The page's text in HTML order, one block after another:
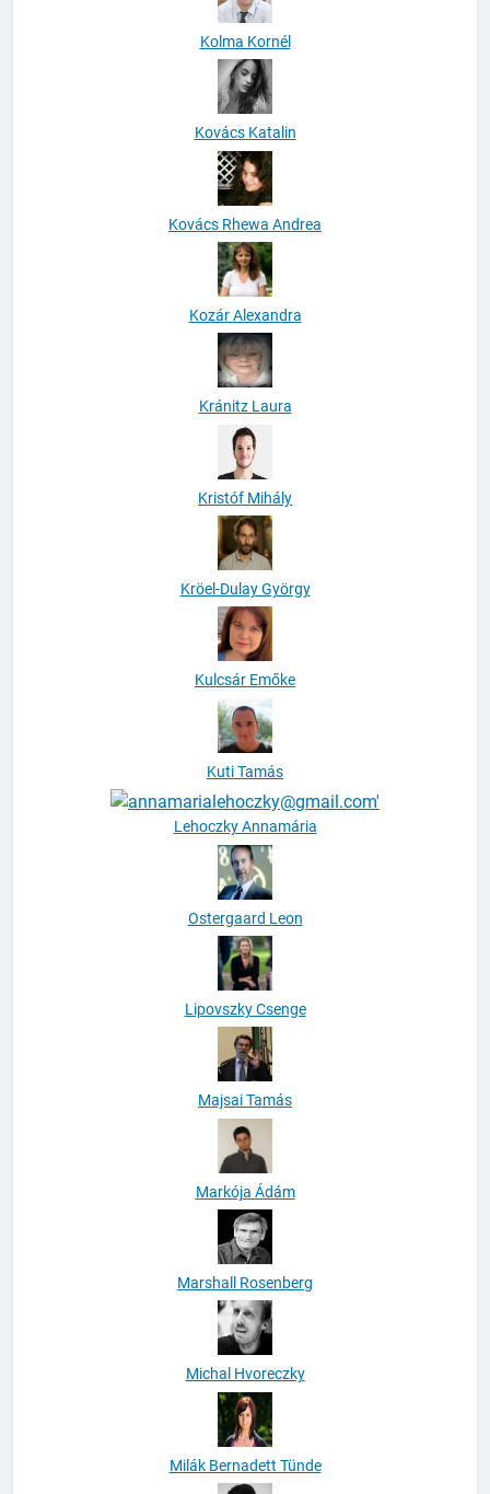
Kolma Kornél
Kovács Katalin
Kovács Rhewa Andrea
Kozár Alexandra
Kránitz Laura
Kristóf Mihály
Kröel-Dulay György
Kulcsár Emőke
Kuti Tamás
Lehoczky Annamária
Ostergaard Leon
Lipovszky Csenge
Majsai Tamás
Markója Ádám
Marshall Rosenberg
Michal Hvoreczky
Milák Bernadett Tünde